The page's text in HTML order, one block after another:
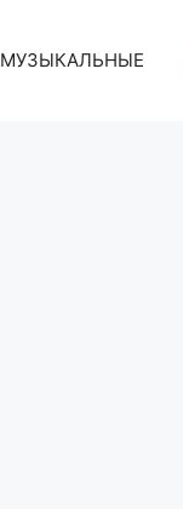
МУЗЫКАЛЬНЫЕ